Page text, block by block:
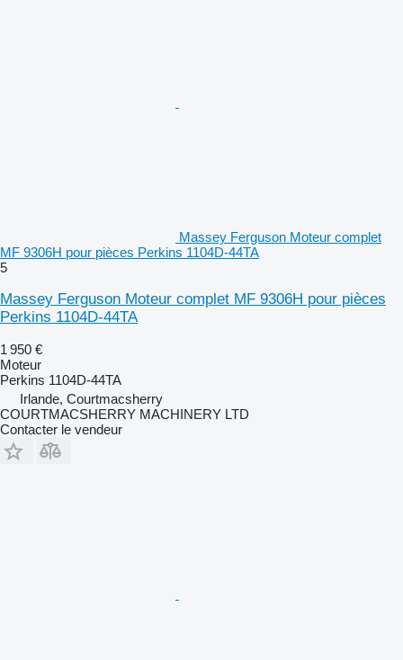
Massey Ferguson Moteur complet
MF 9306H pour pièces Perkins 1104D-44TA
5
Massey Ferguson Moteur complet MF 9306H pour pièces
Perkins 1104D-44TA
1 950 €
Moteur
Perkins 1104D-44TA
Irlande, Courtmacsherry
COURTMACSHERRY MACHINERY LTD
Contacter le vendeur